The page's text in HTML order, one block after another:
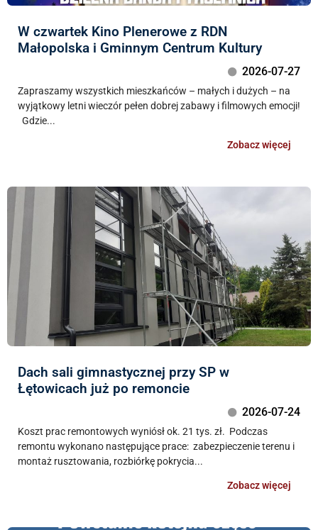
W czwartek Kino Plenerowe z RDN
Małopolska i Gminnym Centrum Kultury
2026-07-27
Zapraszamy wszystkich mieszkańców – małych i dużych – na
wyjątkowy letni wieczór pełen dobrej zabawy i filmowych emocji!
Gdzie...
Zobacz więcej
Dach sali gimnastycznej przy SP w
Łętowicach już po remoncie
2026-07-24
Koszt prac remontowych wyniósł ok. 21 tys. zł. Podczas
remontu wykonano następujące prace: zabezpieczenie terenu i
montaż rusztowania, rozbiórkę pokrycia...
Zobacz więcej